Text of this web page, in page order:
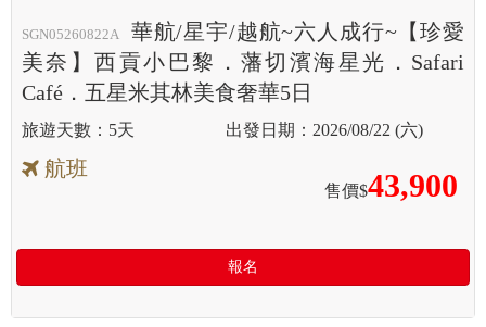
SGN05260822A
華航/星宇/越航~六人成行~【珍愛
美奈】西貢小巴黎．藩切濱海星光．Safari
Café．五星米其林美食奢華5日
5天 2026/08/22 (六)
航班
售價$43,900
報名